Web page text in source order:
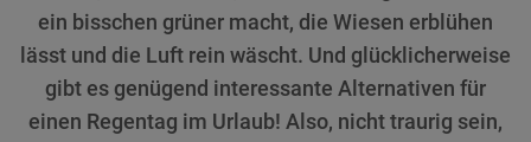
ein bisschen grüner macht, die Wiesen erblühen
lässt und die Luft rein wäscht. Und glücklicherweise
gibt es genügend interessante Alternativen für
einen Regentag im Urlaub! Also, nicht traurig sein,